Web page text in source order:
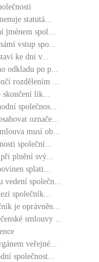
statutá...
jménem spol...
vstup spo...
ke dni v...
odkladu po p...
rozdělením ...
skončení lik...
společnos...
označe...
musí ob...
společní...
plnění svý...
splati...
vedení společn...
společník...
je oprávněn...
smlouvy ...
veřejné...
společnost...